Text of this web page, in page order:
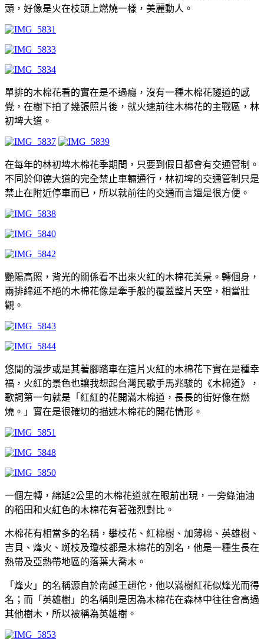
頭，好像是火在枝頭上燃燒一樣，美麗動人。
單排的木棉花看的實在是不過癮，沒有一種木棉花隧道的感
覺，在樹下拍了幾張照片後，就火速前往木棉花的主戰區，林
初埤大道。
在每年的林初埤木棉花季期間，只要到假日都會有交通管制。
不同於仰德大道的完全禁止車輛通行，林初埤的交通管制只是
禁止在附近停車而已，所以就前往的交通而言還是很方便。
艷陽高照，背光的關係看不出來火紅的木棉花美景。轉個身，
兩排綿延不絕的木棉花像是牽手般的覆蓋整片天空，相當壯
觀。
悠閒的漫步或是其著腳踏車在這片火紅的木棉花下實在是種幸
福，火紅的景色也讓我想起台灣民歌手馬兆駿的《木棉道》，
歌詞第一句就是「紅紅的花開滿木棉道，長長的街好像在燃
燒。」實在是很確切的描述木棉花的開花情形。
一個左轉，綿延2公里的木棉花道就在眼前出現，一旁綠油油
的稻田和火紅色的木棉花有著強烈對比。
木棉花有相當多的名稱，攀枝花、紅棉樹、加薄棉、英雄樹、
吉貝、烽火、斑枝及瓊枝都是木棉花的別名，他是一種生長在
熱帶及亞熱帶地區的落葉大喬木。
「烽火」的名稱源自於南越王趙佗，他以滿樹紅花似烽光而得
名；而「英雄樹」的名稱則是因為木棉花在森林中往往會高過
其他樹木，所以被稱為英雄樹。